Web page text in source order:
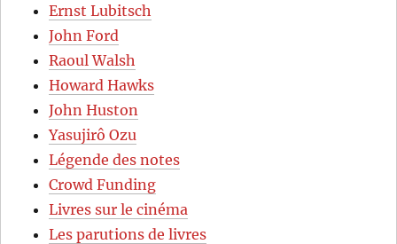
Ernst Lubitsch
John Ford
Raoul Walsh
Howard Hawks
John Huston
Yasujirô Ozu
Légende des notes
Crowd Funding
Livres sur le cinéma
Les parutions de livres